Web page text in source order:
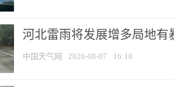
河北雷雨将发展增多局地有
中国天气网 2026-08-07 16:10